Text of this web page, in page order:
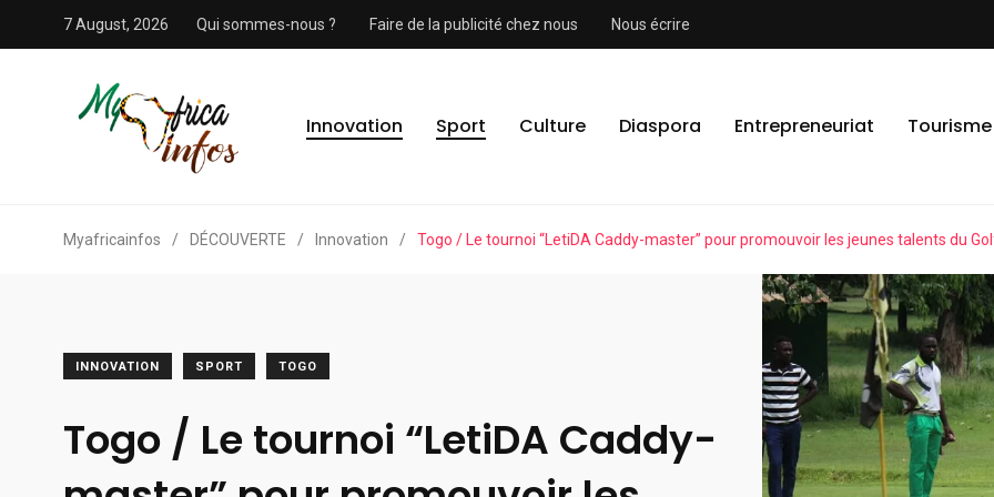
7 August, 2026 Qui sommes-nous ? Faire de la publicité chez nous Nous écrire
Innovation Sport Culture Diaspora Entrepreneuriat Tourisme
Myafricainfos / DÉCOUVERTE / Innovation / Togo / Le tournoi “LetiDA Caddy-master” pour promouvoir les jeunes talents du
INNOVATION SPORT TOGO
Togo / Le tournoi “LetiDA Caddy-